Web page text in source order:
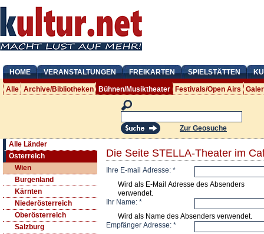
HOME VERANSTALTUNGEN FREIKARTEN SPIELSTÄTTEN
Alle Archive/Bibliotheken Bühnen/Musiktheater Festivals/Open Airs
Zur Geosuche
Alle Länder
Österreich
Wien
Burgenland
Kärnten
Niederösterreich
Oberösterreich
Salzburg
Die Seite STELLA-Theater im
Ihre E-mail Adresse: *
Wird als E-Mail Adresse des Absenders
verwendet.
Ihr Name: *
Wird als Name des Absenders verwendet.
Empfänger Adresse: *